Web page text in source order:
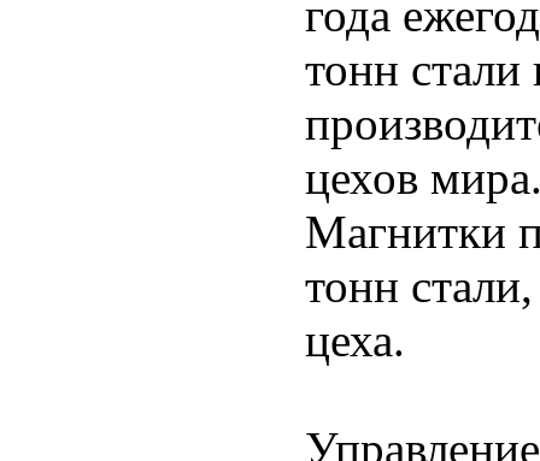
года
тонн
цехов
Магнитки
тонн
цеха.